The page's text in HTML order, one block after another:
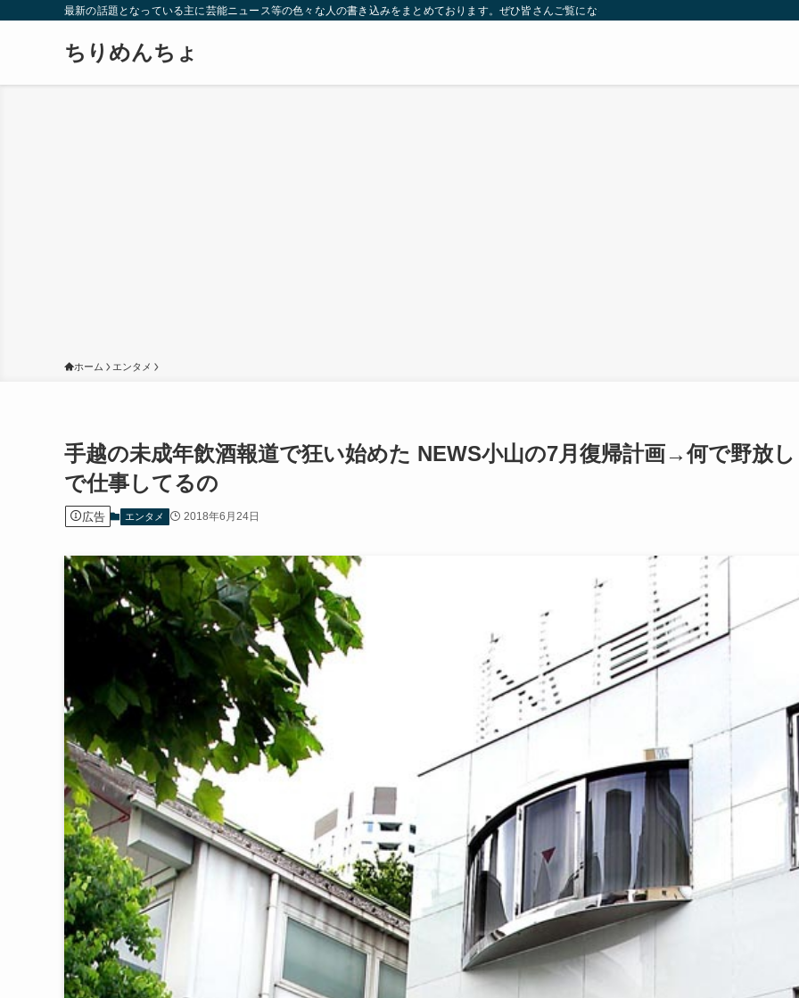
最新の話題となっている主に芸能ニュース等の色々な人の書き込みをまとめております。ぜひ皆さんご覧になっていってください。
ちりめんちょ
ホーム エンタメ
手越の未成年飲酒報道で狂い始めた NEWS小山の7月復帰計画→何で野放し
で仕事してるの
広告 エンタメ 2018年6月24日